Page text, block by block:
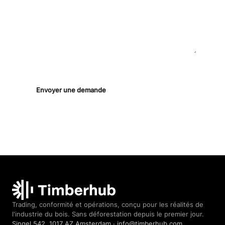
Envoyer une demande
Timberhub home
Trading, conformité et opérations, conçu pour les réalités de
l'industrie du bois. Sans déforestation depuis le premier jour.